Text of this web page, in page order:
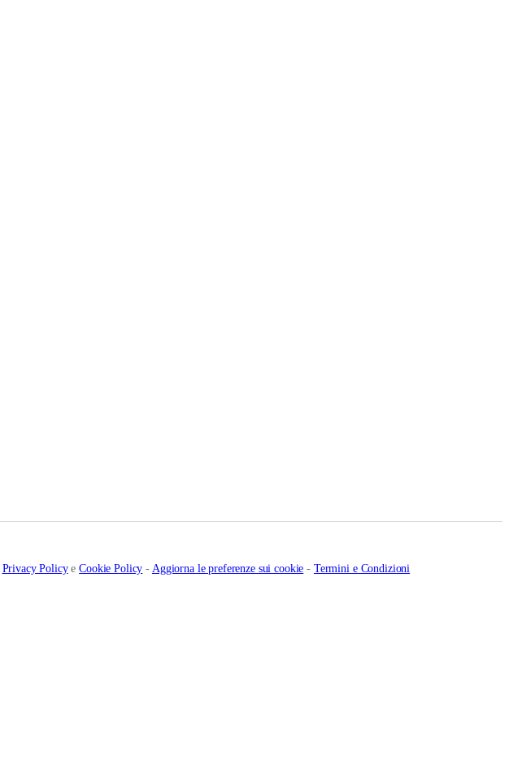
Privacy PolicyeCookie Policy - Aggiorna le preferenze sui cookie - Termini e Condizioni